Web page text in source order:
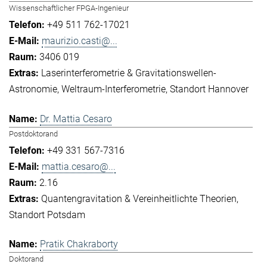
Wissenschaftlicher FPGA-Ingenieur
+49 511 762-17021
maurizio.casti@...
3406 019
Laserinterferometrie & Gravitationswellen-
Astronomie Weltraum-Interferometrie Standort Hannover
Dr. Mattia Cesaro
Postdoktorand
+49 331 567-7316
mattia.cesaro@...
2.16
Quantengravitation & Vereinheitlichte Theorien
Standort Potsdam
Pratik Chakraborty
Doktorand